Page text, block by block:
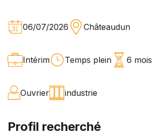
06/07/2026 Châteaudun
Intérim Temps plein 6 mois
Ouvrier industrie
Profil recherché